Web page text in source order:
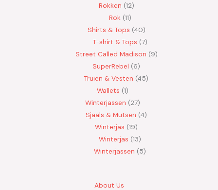
Rokken 12
Rok 11
Shirts & Tops 40
T-shirt & Tops 7
Street Called Madison 9
SuperRebel
6
Truien & Vesten 45
Wallets 1
Winterjassen
27
Sjaals & Mutsen 4
Winterjas 19
Winterjas 13
Winterjassen
5
About Us